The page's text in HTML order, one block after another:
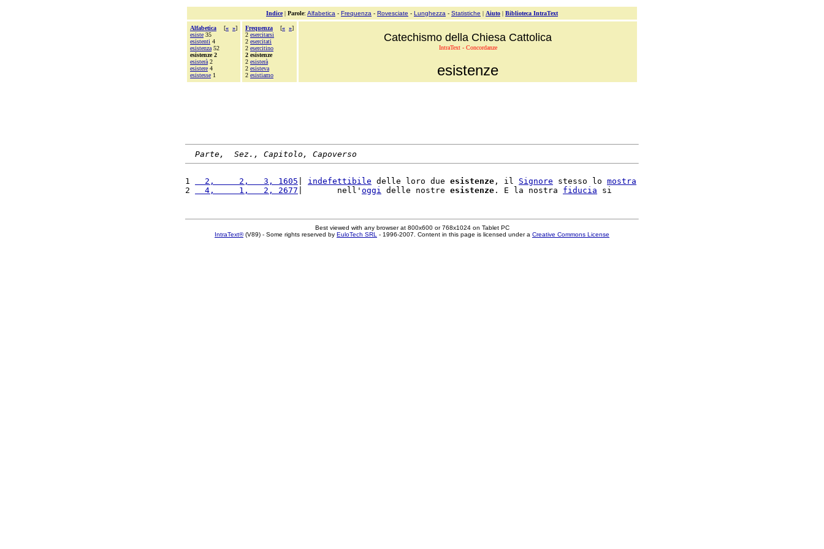
Indice| Parole: Alfabetica - Frequenza - Rovesciate - Lunghezza - Statistiche | Aiuto | Biblioteca IntraText
Alfabetica [« »]
esiste 35
esistenti 4
esistenza 52
esistenze 2
esisterà 2
esistere 4
esistesse 1
Frequenza [« »]
2 esercitarsi
2 esercitati
2 esercitino
2 esistenze
2 esisterà
2 esisteva
2 esistiamo
Catechismo della Chiesa Cattolica
IntraText - Concordanze
esistenze
Parte,  Sez., Capitolo, Capoverso
1
  2,     2,   3, 1605
indefettibile delle loro due esistenze , il Signore stesso lo mostra
2
  4,     1,   2, 2677
|       nell' oggi delle nostre esistenze . E la nostra fiducia
Best viewed with any browser at 800x600 or 768x1024 on Tablet PC
IntraText®(V89) - Some rights reserved by EuloTech SRL - 1996-2007. Content in this page is licensed under a Creative Commons License